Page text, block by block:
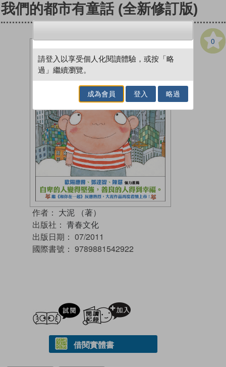
我們的都市有童話 (全新修訂版)
0
作者： 大泥 （著）
出版社： 青春文化
出版日期： 07/2011
國際書號： 9789881542922
試閲
借閱實體書
請登入以享受個人化閱讀體驗，或按「略
過」繼續瀏覽。
成為會員 登入 略過